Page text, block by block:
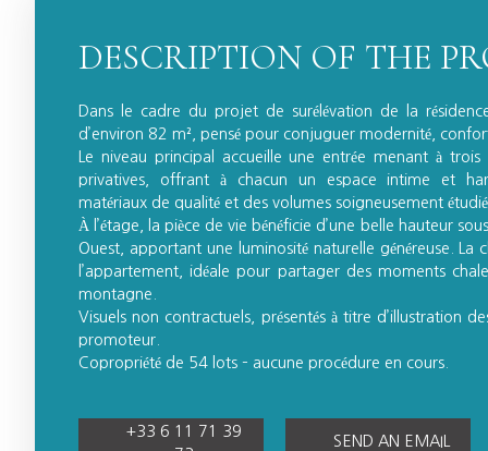
DESCRIPTION OF THE
Dans le cadre du projet de surélévation de la
d’environ 82 m², pensé pour conjuguer modernité,
Le niveau principal accueille une entrée menant à trois
privatives, offrant à chacun un espace intime et
matériaux de qualité et des volumes soigneusement
À l’étage, la pièce de vie bénéficie d’une belle hauteur
Ouest, apportant une luminosité naturelle généreuse.
l’appartement, idéale pour partager des moments
montagne.
Visuels non contractuels, présentés à titre d’illustration
promoteur.
Copropriété de 54 lots – aucune procédure en cours.
+33 6 11 71 39
SEND AN EMAIL